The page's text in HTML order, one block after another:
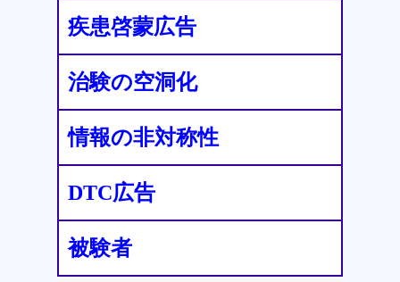
疾患啓蒙広告
治験の空洞化
情報の非対称性
DTC広告
被験者